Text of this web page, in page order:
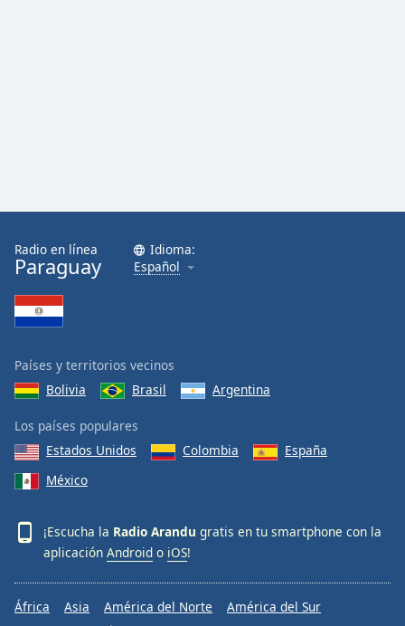
Family
Reset
Done
Modal
Dialog
End
dialog
window.
Radio en línea
Paraguay
Idioma:
Español
Países y territorios vecinos
Bolivia
Brasil Argentina
Los países populares
Estados Unidos
Colombia
España
México
¡Escucha la Radio Arandu gratis en tu smartphone con la
aplicación Android o iOS!
África Asia América del Norte
América del Sur